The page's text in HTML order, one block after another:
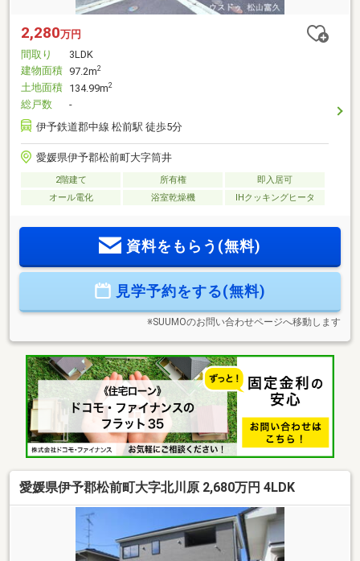
2,280万円
間取り
3LDK
建物面積 97.2m2
土地面積 134.99m2
総戸数
-
伊予鉄道郡中線 松前駅 徒歩5分
愛媛県伊予郡松前町大字筒井
2階建て 所有権
即入居可
オール電化
浴室乾燥機 IHクッキングヒータ
資料をもらう(無料)
見学予約をする(無料)
※SUUMOのお問い合わせページへ移動します
愛媛県伊予郡松前町大字北川原 2,680万円 4LDK